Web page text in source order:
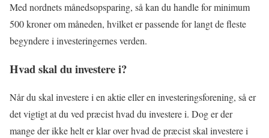
Med nordnets månedsopsparing, så kan du handle for minimum
500 kroner om måneden, hvilket er passende for langt de fleste
begyndere i investeringernes verden.
Hvad skal du investere i?
Når du skal investere i en aktie eller en investeringsforening, så er
det vigtigt at du ved præcist hvad du investere i. Dog er der
mange der ikke helt er klar over hvad de præcist skal investere i